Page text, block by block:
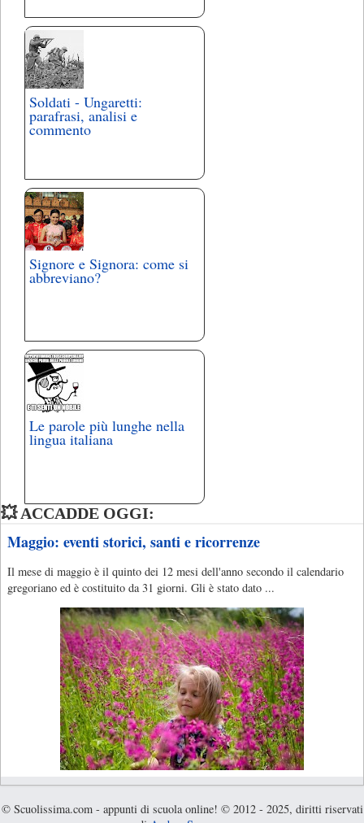
Soldati - Ungaretti:
parafrasi, analisi e
commento
Signore e Signora: come si
abbreviano?
Le parole più lunghe nella
lingua italiana
💥 ACCADDE OGGI:
Maggio: eventi storici, santi e ricorrenze
Il mese di maggio è il quinto dei 12 mesi dell'anno secondo il calendario
gregoriano ed è costituito da 31 giorni. Gli è stato dato ...
© Scuolissima.com - appunti di scuola online! © 2012 - 2025, diritti riservati